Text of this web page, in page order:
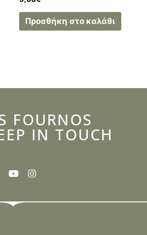
Προσθήκη στο καλάθι
FOURNOS
IN TOUCH